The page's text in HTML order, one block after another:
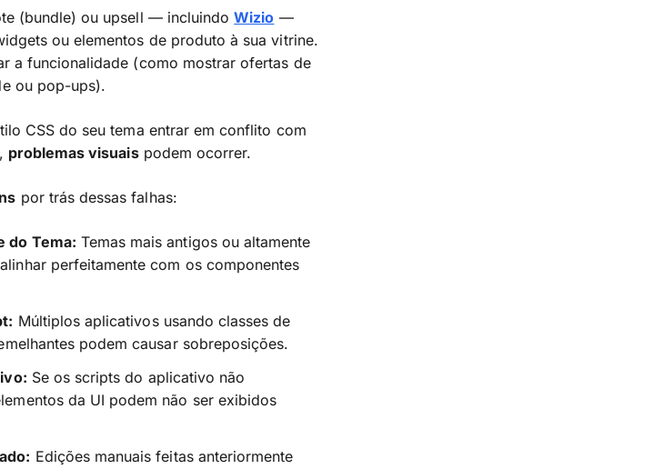
(bundle) ou upsell — incluindoWizio —
ou elementos de produto à sua vitrine.
a funcionalidade (como mostrar ofertas de
ou pop-ups).
CSS do seu tema entrar em conflito com
problemas visuaispodem ocorrer.
por trás dessas falhas:
do Tema: Temas mais antigos ou altamente
perfeitamente com os componentes
Múltiplos aplicativos usando classes de
podem causar sobreposições.
Se os scripts do aplicativo não
da UI podem não ser exibidos
Edições manuais feitas anteriormente